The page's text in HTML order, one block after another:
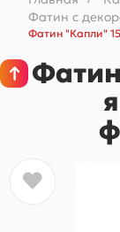
Фатин с
Фатин "Капли"